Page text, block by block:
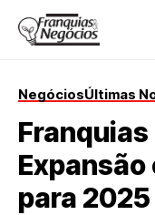
NegóciosÚltimas
para 2025